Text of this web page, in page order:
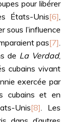
pour libérer
États-Unis[6],
sous l’influence
pas[7].
de La Verdad,
cubains vivant
exercée par
cubains et en
Unis[8]. Les